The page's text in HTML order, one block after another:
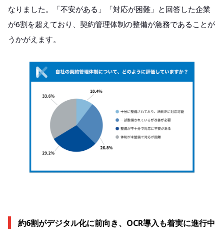
なりました。「不安がある」「対応が困難」と回答した企業
が6割を超えており、契約管理体制の整備が急務であることが
うかがえます。​
約6割がデジタル化に前向き、OCR導入も着実に進行中